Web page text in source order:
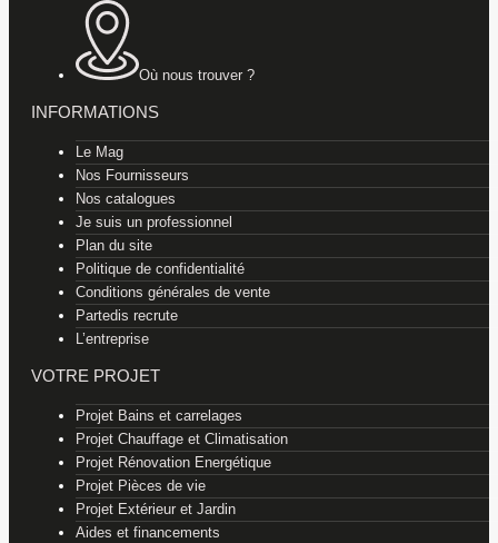
Où nous trouver ?
INFORMATIONS
Le Mag
Nos Fournisseurs
Nos catalogues
Je suis un professionnel
Plan du site
Politique de confidentialité
Conditions générales de vente
Partedis recrute
L’entreprise
VOTRE PROJET
Projet Bains et carrelages
Projet Chauffage et Climatisation
Projet Rénovation Energétique
Projet Pièces de vie
Projet Extérieur et Jardin
Aides et financements